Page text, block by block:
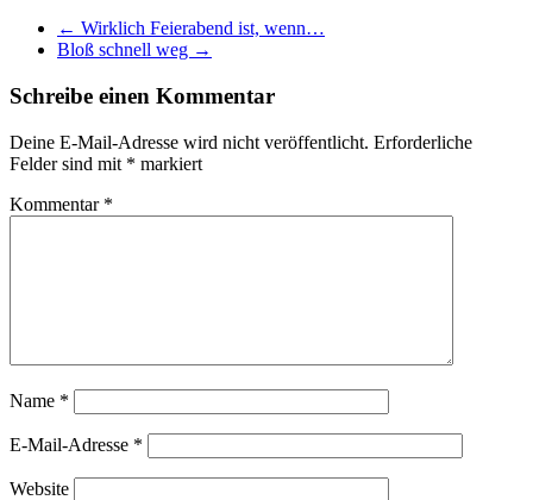
← Wirklich Feierabend ist, wenn…
Bloß schnell weg →
Schreibe einen Kommentar
Deine E-Mail-Adresse wird nicht veröffentlicht. Erforderliche
Felder sind mit * markiert
Kommentar *
Name *
E-Mail-Adresse *
Website